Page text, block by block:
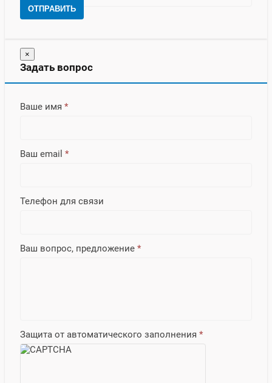
ОТПРАВИТЬ
×
Задать вопрос
Ваше имя *
Ваш email *
Телефон для связи
Ваш вопрос, предложение *
Защита от автоматического заполнения *